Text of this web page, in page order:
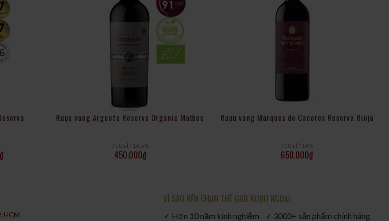
₫
Rượu vang Argento Reserva Organic Malbec
750ml / 14,5%
450.000₫
Rượu vang Marques de Caceres Reserva Rioja
750ml / 14%
650.000₫
HCM​
VÌ SAO NÊN CHỌN THẾ GIỚI RƯỢU NGOẠI:
✓ Hơn 10 năm kinh nghiệm ✓ 3000+ sản phẩm chính hãng